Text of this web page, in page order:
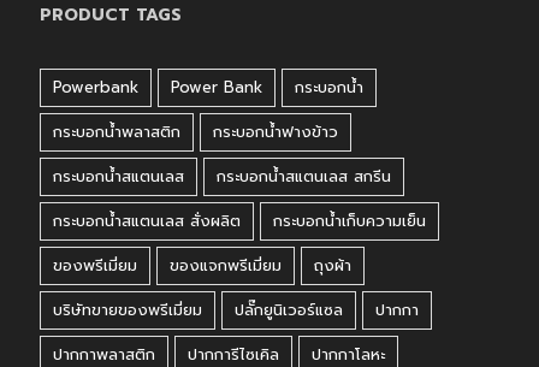
PRODUCT TAGS
Powerbank Power Bank
กระบอกน้ำ
กระบอกน้ำพลาสติก
กระบอกน้ำฟางข้าว
กระบอกน้ำสแตนเลส
กระบอกน้ำสแตนเลส สกรีน
กระบอกน้ำสแตนเลส สั่งผลิต
กระบอกน้ำเก็บความเย็น
ของพรีเมี่ยม
ของแจกพรีเมี่ยม
ถุงผ้า
บริษัทขายของพรีเมี่ยม
ปลั๊กยูนิเวอร์แซล
ปากกา
ปากกาพลาสติก
ปากการีไซเคิล
ปากกาโลหะ